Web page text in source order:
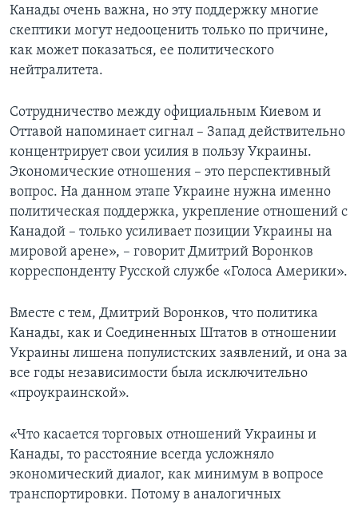
Канады очень важна, но эту поддержку многие
скептики могут недооценить только по причине,
как может показаться, ее политического
нейтралитета.
Сотрудничество между официальным Киевом и
Оттавой напоминает сигнал – Запад действительно
концентрирует свои усилия в пользу Украины.
Экономические отношения – это перспективный
вопрос. На данном этапе Украине нужна именно
политическая поддержка, укрепление отношений с
Канадой – только усиливает позиции Украины на
мировой арене», – говорит Дмитрий Воронков
корреспонденту Русской службе «Голоса Америки».
Вместе с тем, Дмитрий Воронков, что политика
Канады, как и Соединенных Штатов в отношении
Украины лишена популистских заявлений, и она за
все годы независимости была исключительно
«проукраинской».
«Что касается торговых отношений Украины и
Канады, то расстояние всегда усложняло
экономический диалог, как минимум в вопросе
транспортировки. Потому в аналогичных